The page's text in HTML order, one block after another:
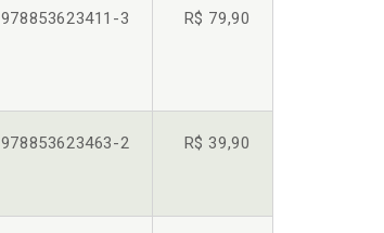
978853623411-3 R$ 79,90
978853623463-2 R$ 39,90